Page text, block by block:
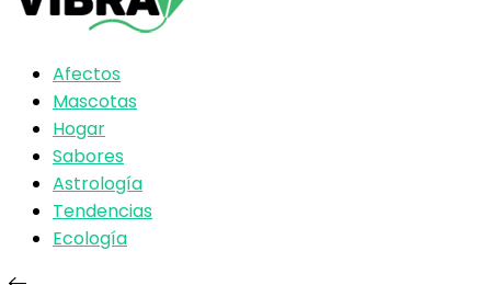
Afectos
Mascotas
Hogar
Sabores
Astrología
Tendencias
Ecología